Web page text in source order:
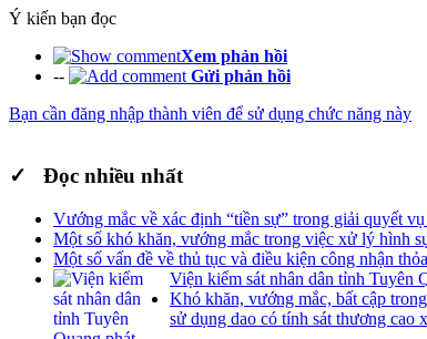
Ý kiến bạn đọc
Xem phản hồi
--
Gửi phản hồi
Bạn cần đăng nhập thành viên để sử dụng chức năng này
✓ Đọc nhiều nhất
Vướng mắc về xác định “tiền sự” trong giải quyết
Một số khó khăn, vướng mắc trong việc xử lý hình
Một số vấn đề về thủ tục và điều kiện công nhận
Viện kiểm sát nhân dân tỉnh Tuyên
Khó khăn, vướng mắc, bất cập
sử dụng dao có tính sát thương cao